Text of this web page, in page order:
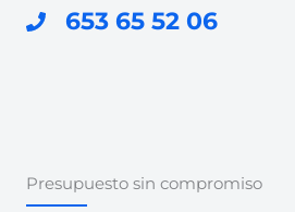
653 65 52 06
Presupuesto sin compromiso